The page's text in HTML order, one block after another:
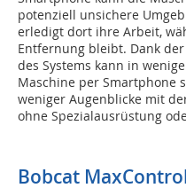
potenziell unsichere
erledigt dort ihre Arbeit,
Entfernung bleibt. Dank
des Systems kann in
Maschine per Smartphone
weniger Augenblicke mit
ohne Spezialausrüstung
Bobcat